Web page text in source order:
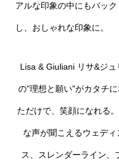
アルな印象の中にもバッ
し、おしゃれな印象に。
Lisa & Giuliani リサ&ジ
の"理想と願い"がカタチ
ただけで、笑顔になれる
な声が聞こえるウェデ
ス、スレンダーライン、